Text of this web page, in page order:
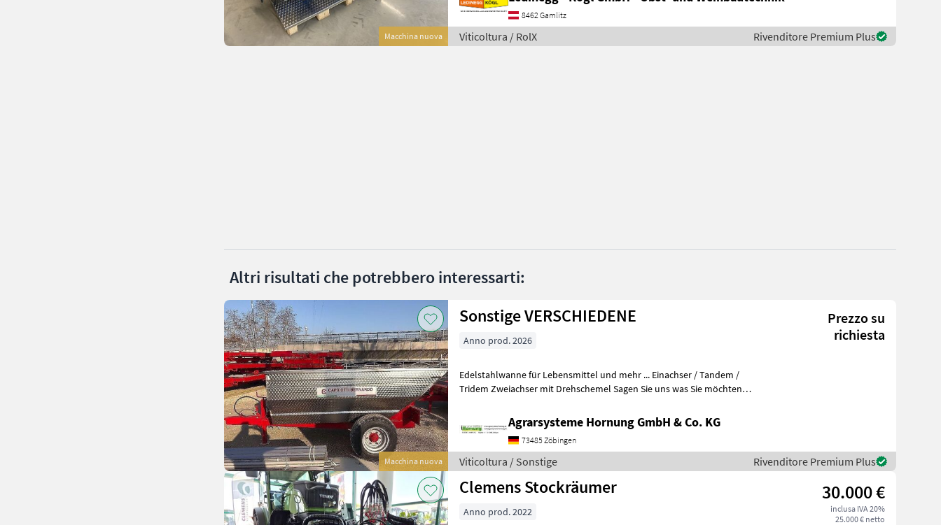
Macchina nuova
8462 Gamlitz
Viticoltura / RolX Rivenditore Premium Plus
Altri risultati che potrebbero interessarti:
Macchina nuova
Sonstige VERSCHIEDENE
Prezzo su
richiesta
Anno prod. 2026
Edelstahlwanne für Lebensmittel und mehr ... Einachser / Tandem /
Tridem Zweiachser mit Drehschemel Sagen Sie uns was Sie möchten
Agrarsysteme Hornung GmbH & Co. KG
73485 Zöbingen
Viticoltura / Sonstige Rivenditore Premium Plus
Clemens Stockräumer 30.000 €
inclusa IVA 20%
25.000 € netto
Anno prod. 2022